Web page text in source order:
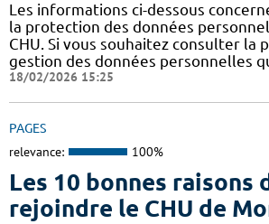
Les informations ci-dessous
la protection des données
CHU. Si vous souhaitez consulter la
gestion des données personnelles
18/02/2026 15:25
PAGES
relevance: 100%
Les 10 bonnes raisons
rejoindre le CHU de